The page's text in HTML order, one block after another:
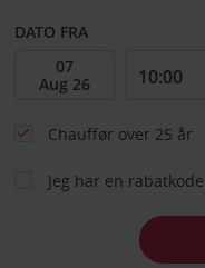
DATO FRA
Chauffør over 25 år
Jeg har en rabatkode